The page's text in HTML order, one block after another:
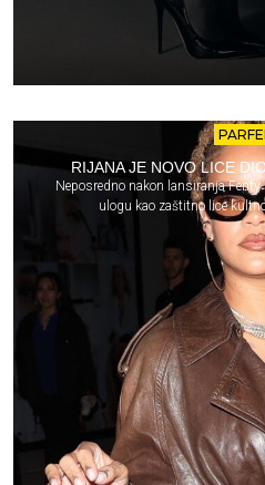
RIJANA JE NOVO LICE
Neposredno nakon lansiranja
ulogu kao zaštitno lice